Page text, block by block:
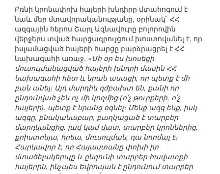
Բռնի կրոնափոխ հայերի խնդիրը մտահոգում է
նաև մեր մտավորականությանը, օրինակ` ՀՀ
ազգային հերոս Շարլ Ազնավուրը բոլորովին
վերջերս տված հարցազրույցում խոստովանել է, որ
իսլամացված հայերի հարցը բարձրացրել է ՀՀ
նախագահի առաջ. «Մի օր ես խոսեցի
մուսուլմանացված հայերի խնդրի մասին ՀՀ
նախագահի հետ և նրան ասացի, որ պետք է մի
բան անել։ Այդ մարդիկ դժբախտ են, քանի որ
ընդունված չեն ոչ մի կողմից (ո՛չ թուրքերի, ո՛չ
հայերի). պետք է նրանց օգնել։ Մենք ազգ ենք, իսկ
ազգը, բնականաբար, բաղկացած է տարբեր
մարդկանցից. լավ կամ վատ, տարբեր կրոններից.
քրիստոնյա, հրեա, մուսուլման, դա նորմալ է։
Հարկավոր է, որ Հայաստանը փոխի իր
մտածելակերպը և ընդունի տարբեր հավատքի
հայերին, ինչպես Եվրոպան է ընդունում տարբեր